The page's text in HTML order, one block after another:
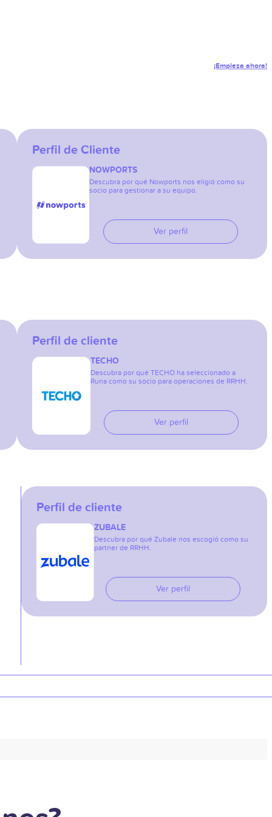
¡Empieza ahora!
Perfil de Cliente
NOWPORTS
Descubra por qué Nowports nos eligió como su
socio para gestionar a su equipo.
Ver perfil
Perfil de cliente
TECHO
Descubra por qué TECHO ha seleccionado a
Runa como su socio para operaciones de RRHH.
Ver perfil
Perfil de cliente
ZUBALE
Descubra por qué Zubale nos escogió como su
partner de RRHH.
Ver perfil